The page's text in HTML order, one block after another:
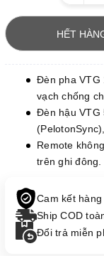
HẾT
Đèn pha VTG
vạch chống
Đèn hậu VTG
(PelotonSync),
Remote
trên ghi đông.
Cam kết
Ship COD
Đổi trả miễn